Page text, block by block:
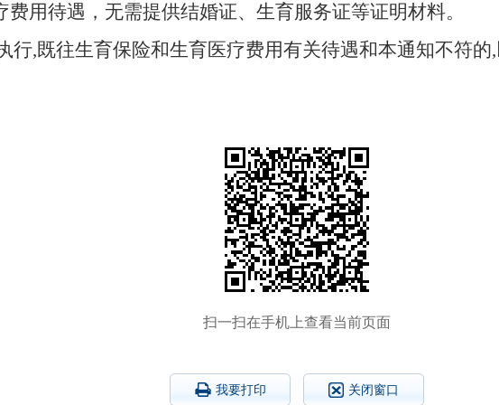
用待遇，无需提供结婚证、生育服务证等证明材料。
行,既往生育保险和生育医疗费用有关待遇和本通知不符的,
扫一扫在手机上查看当前页面
我要打印 关闭窗口